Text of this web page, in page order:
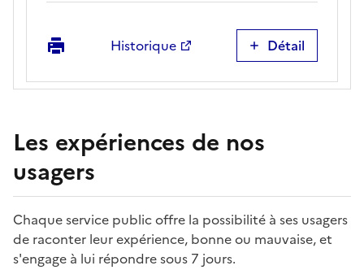
ImprimerHistorique Détail
Satisfaction
les
ligne
Les expériences de nos
usagers
Chaque service public offre la possibilité à ses usagers
de raconter leur expérience, bonne ou mauvaise, et
s'engage à lui répondre sous 7 jours.